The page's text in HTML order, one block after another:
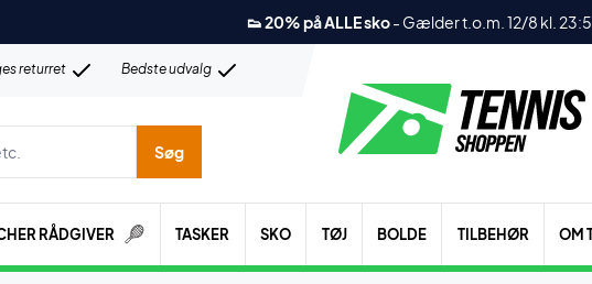
👟 20% på ALLE sko- Gælder t.o.m. 12/8 kl.
returret Bedste udvalg
Søg
RÅDGIVER TASKER SKO TØJ BOLDE TILBEHØR OM